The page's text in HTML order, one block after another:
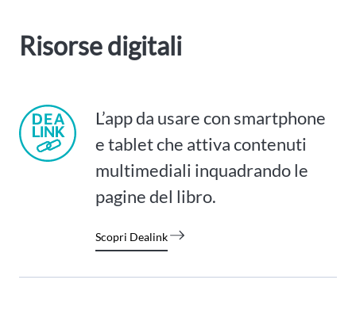
Risorse digitali
L’app da usare con smartphone
e tablet che attiva contenuti
multimediali inquadrando le
pagine del libro.
Scopri Dealink